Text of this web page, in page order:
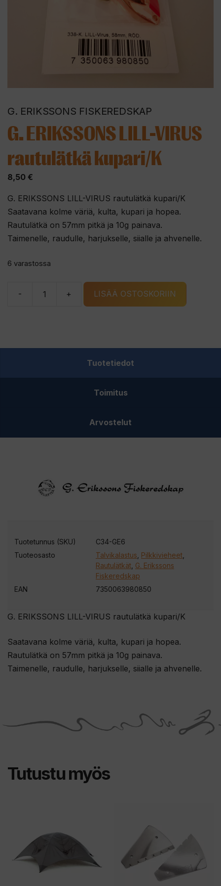
G. ERIKSSONS FISKEREDSKAP
G. ERIKSSONS LILL-VIRUS
rautulätkä kupari/K
8,50 €
G. ERIKSSONS LILL-VIRUS rautulätkä kupari/K
Saatavana kolme väriä, kulta, kupari ja hopea.
Rautulätkä on 57mm pitkä ja 10g painava.
Taimenelle, raudulle, harjukselle, siialle ja ahvenelle.
6 varastossa
-
kupari/K
+ LISÄÄ OSTOSKORIIN
Tuotetiedot
Toimitus
Arvostelut
G. ERIKSSONS LILL-VIRUS rautulätkä kupari/K
Saatavana kolme väriä, kulta, kupari ja hopea.
Rautulätkä on 57mm pitkä ja 10g painava.
Taimenelle, raudulle, harjukselle, siialle ja ahvenelle.
Tuotetunnus (SKU)
C34-GE6
Tuoteosasto
Talvikalastus Pilkkivieheet
Rautulätkät G. Erikssons
Fiskeredskap
EAN
7350063980850
Tutustu myös
useampi
muunnelma.